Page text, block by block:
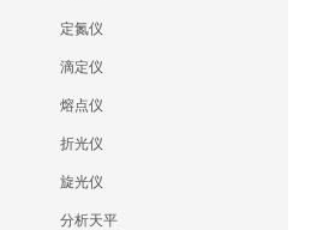
定氮仪
滴定仪
熔点仪
折光仪
旋光仪
分析天平